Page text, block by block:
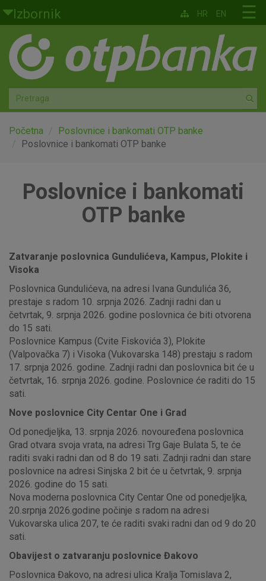
Skoči na glavni sadržaj
Izbornik
Građani
Privatno bankarstvo
Agro
Mala poduzeća i obrtnici
Globalna tržišta
☰
HR EN
Početna
Poslovnice i bankomati OTP banke
Poslovnice i bankomati OTP banke
Poslovnice i bankomati
OTP banke
Zatvaranje poslovnica Gundulićeva, Kampus, Plokite i
Visoka
Poslovnica Gundulićeva, na adresi Ivana Gundulića 36,
prestaje s radom 10. srpnja 2026. Zadnji radni dan u
četvrtak, 9. srpnja 2026. godine poslovnica će biti otvorena
do 15 sati.
Poslovnice Kampus (Cvite Fiskovića 3), Plokite
(Valpovačka 7) i Visoka (Vukovarska 148) prestaju s radom
17. srpnja 2026. godine. Zadnji radni dan poslovnica bit će u
četvrtak, 16. srpnja 2026. godine. Poslovnice će raditi do 15
sati.
Nove poslovnice City Centar One i Grad
Od ponedjeljka, 13. srpnja 2026. novouređena poslovnica
Grad otvara svoja vrata, na adresi Trg Gaje Bulata 5, te će
raditi svaki radni dan od 8 do 19 sati. Zadnji radni dan stare
poslovnice na adresi Sinjska 2 bit će u četvrtak, 9. srpnja
2026. godine do 15 sati.
Nova moderna poslovnica City Centar One od ponedjeljka,
20.srpnja 2026.godine počinje s radom na adresi
Vukovarska ulica 207, te će raditi svaki radni dan od 9 do 20
sati.
Obavijest o zatvaranju poslovnice Đakovo
Poslovnica Đakovo, na adresi ulica Kralja Tomislava 2,